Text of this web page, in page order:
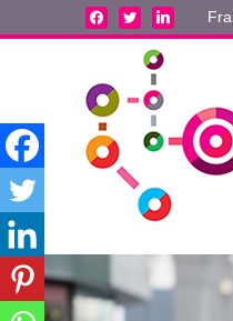
facebooktwitterlinkedin